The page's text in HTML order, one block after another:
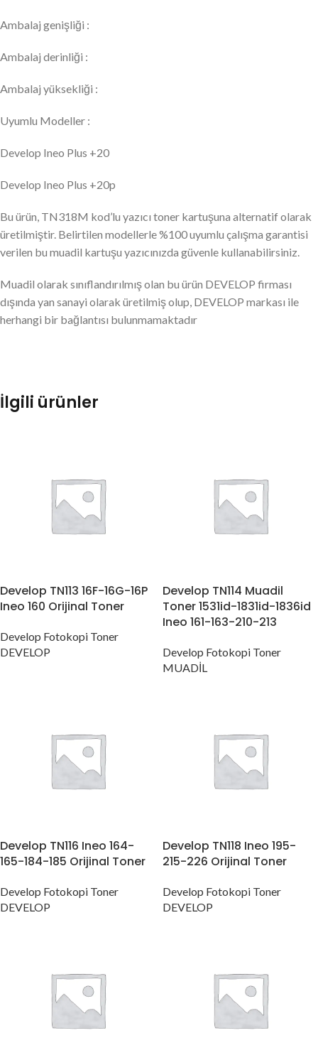
Ambalaj genişliği :
Ambalaj derinliği :
Ambalaj yüksekliği :
Uyumlu Modeller :
Develop Ineo Plus +20
Develop Ineo Plus +20p
Bu ürün, TN318M kod’lu yazıcı toner kartuşuna alternatif olarak
üretilmiştir. Belirtilen modellerle %100 uyumlu çalışma garantisi
verilen bu muadil kartuşu yazıcınızda güvenle kullanabilirsiniz.
Muadil olarak sınıflandırılmış olan bu ürün DEVELOP firması
dışında yan sanayi olarak üretilmiş olup, DEVELOP markası ile
herhangi bir bağlantısı bulunmamaktadır
İlgili ürünler
Develop TN113 16F-16G-16P
Ineo 160 Orijinal Toner
Develop Fotokopi Toner
DEVELOP
Develop TN114 Muadil
Toner 1531id-1831id-1836id
Ineo 161-163-210-213
Develop Fotokopi Toner
MUADİL
Develop TN116 Ineo 164-
165-184-185 Orijinal Toner
Develop Fotokopi Toner
DEVELOP
Develop TN118 Ineo 195-
215-226 Orijinal Toner
Develop Fotokopi Toner
DEVELOP